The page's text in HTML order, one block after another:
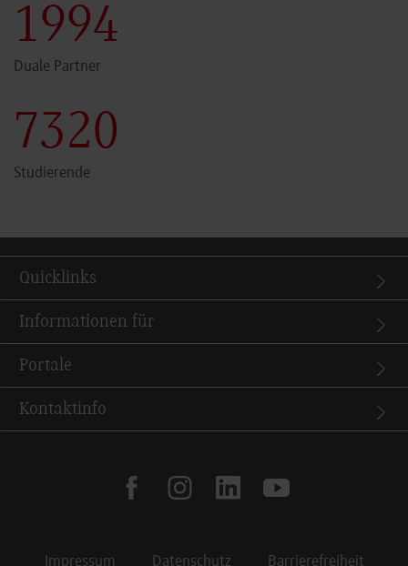
1999
Duale Partner
7340
Studierende
Quicklinks
Informationen für
Portale
Kontaktinfo
facebookinstagramlinkedin youtube